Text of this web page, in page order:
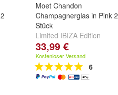
Moet Chandon
Champagnerglas in Pink 2
Stück
Limited IBIZA Edition
33,99 €
Kostenloser Versand
6